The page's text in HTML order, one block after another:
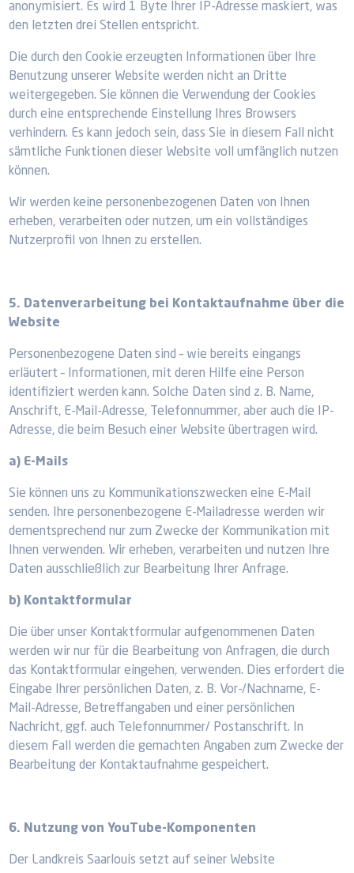
anonymisiert. Es wird 1 Byte Ihrer IP-Adresse maskiert, was
den letzten drei Stellen entspricht.
Die durch den Cookie erzeugten Informationen über Ihre
Benutzung unserer Website werden nicht an Dritte
weitergegeben. Sie können die Verwendung der Cookies
durch eine entsprechende Einstellung Ihres Browsers
verhindern. Es kann jedoch sein, dass Sie in diesem Fall nicht
sämtliche Funktionen dieser Website voll umfänglich nutzen
können.
Wir werden keine personenbezogenen Daten von Ihnen
erheben, verarbeiten oder nutzen, um ein vollständiges
Nutzerprofil von Ihnen zu erstellen.
5. Datenverarbeitung bei Kontaktaufnahme über die
Website
Personenbezogene Daten sind – wie bereits eingangs
erläutert – Informationen, mit deren Hilfe eine Person
identifiziert werden kann. Solche Daten sind z. B. Name,
Anschrift, E-Mail-Adresse, Telefonnummer, aber auch die IP-
Adresse, die beim Besuch einer Website übertragen wird.
a) E-Mails
Sie können uns zu Kommunikationszwecken eine E-Mail
senden. Ihre personenbezogene E-Mailadresse werden wir
dementsprechend nur zum Zwecke der Kommunikation mit
Ihnen verwenden. Wir erheben, verarbeiten und nutzen Ihre
Daten ausschließlich zur Bearbeitung Ihrer Anfrage.
b) Kontaktformular
Die über unser Kontaktformular aufgenommenen Daten
werden wir nur für die Bearbeitung von Anfragen, die durch
das Kontaktformular eingehen, verwenden. Dies erfordert die
Eingabe Ihrer persönlichen Daten, z. B. Vor-/Nachname, E-
Mail-Adresse, Betreffangaben und einer persönlichen
Nachricht, ggf. auch Telefonnummer/ Postanschrift. In
diesem Fall werden die gemachten Angaben zum Zwecke der
Bearbeitung der Kontaktaufnahme gespeichert.
6. Nutzung von YouTube-Komponenten
Der Landkreis Saarlouis setzt auf seiner Website